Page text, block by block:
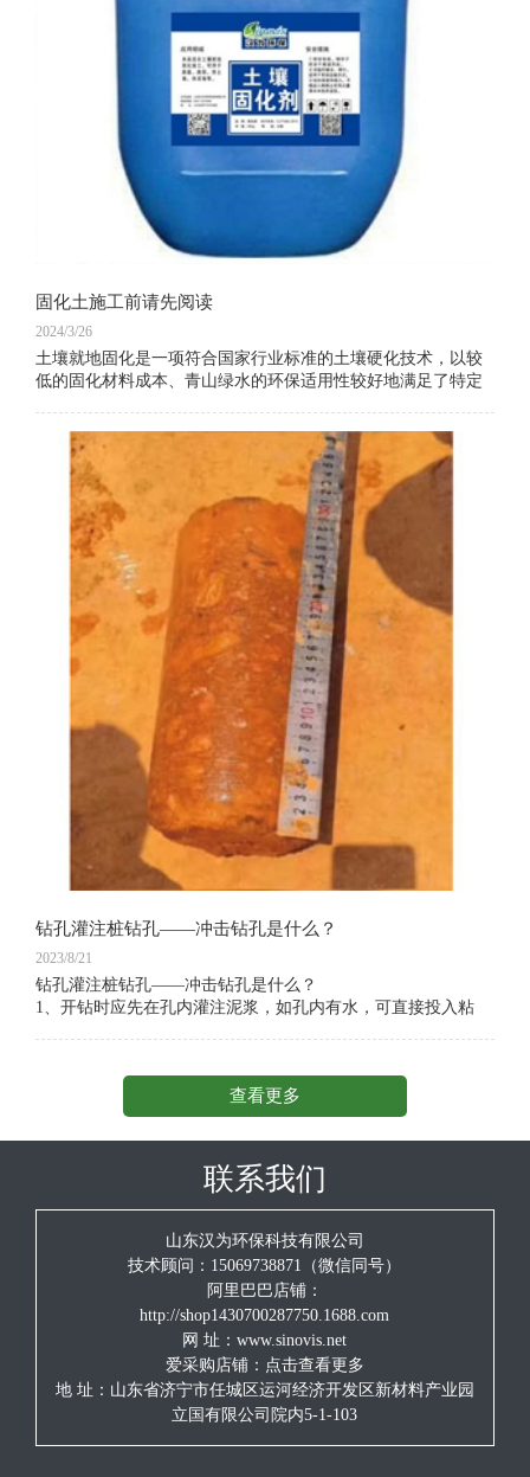
固化土施工前请先阅读
2024/3/26
土壤就地固化是一项符合国家行业标准的土壤硬化技术，以较
低的固化材料成本、青山绿水的环保适用性较好地满足了特定
钻孔灌注桩钻孔——冲击钻孔是什么？
2023/8/21
钻孔灌注桩钻孔——冲击钻孔是什么？
1、开钻时应先在孔内灌注泥浆，如孔内有水，可直接投入粘
2、开孔及整个钻进过程中，应始终保持孔内水位高出地下
水位1.5～2.0m，并低于护筒顶面0.3m，掏渣后应及时补水。
3、在淤泥层和粘土层冲击时，钻头应采用中冲程（1.0～
2.0m）冲击，在砂层冲击时，应添加小片石和粘土采用小冲程
（0.5～1.0m）反复冲击，以加强护壁，在漂石和硬岩层时应更
换重锤小冲程（1.0～2.0m）冲击。在石质地层中冲击时，如果
从孔上浮出石子钻碴粒径在5～8mm之间，表明泥浆浓度合适，
如果浮出的钻碴粒径小又少，表明泥浆浓度不够，可从制浆池
抽取合格泥浆进入循环。
4、冲击钻进时，机手要随进尺快慢及时放主钢丝绳，使钢
丝绳在每次冲击过程中始终处于拉紧状态，既不能少放，也不
能多放，放少了，钻头落不到孔底，打空锤，不仅无法获得进
尺反而可能造成钢丝绳中断、掉锤。放多了，钻头在落到孔底
后会向孔壁倾斜，撞击孔壁造成扩孔。
查看更多
联系我们
山东汉为环保科技有限公司
技术顾问：15069738871（微信同号）
阿里巴巴店铺：
http://shop1430700287750.1688.com
网 址：www.sinovis.net
爱采购店铺： 点击查看更多
地 址：山东省济宁市任城区运河经济开发区新材料产业园
立国有限公司院内5-1-103